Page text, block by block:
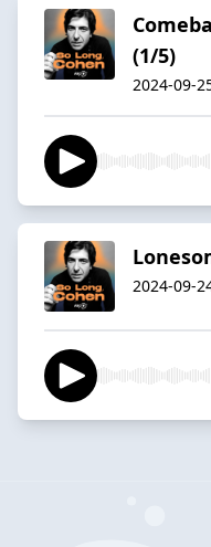
(1/5)
2024-09-
2024-09-